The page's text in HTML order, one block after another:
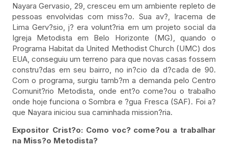
Nayara Gervasio, 29, cresceu em um ambiente repleto de
pessoas envolvidas com miss?o. Sua av?, Iracema de
Lima Gerv?sio, j? era volunt?ria em um projeto social da
Igreja Metodista em Belo Horizonte (MG), quando o
Programa Habitat da United Methodist Church (UMC) dos
EUA, conseguiu um terreno para que novas casas fossem
constru?das em seu bairro, no in?cio da d?cada de 90.
Com o programa, surgiu tamb?m a demanda pelo Centro
Comunit?rio Metodista, onde ent?o come?ou o trabalho
onde hoje funciona o Sombra e ?gua Fresca (SAF). Foi a?
que Nayara iniciou sua caminhada mission?ria.
Expositor Crist?o: Como voc? come?ou a trabalhar
na Miss?o Metodista?